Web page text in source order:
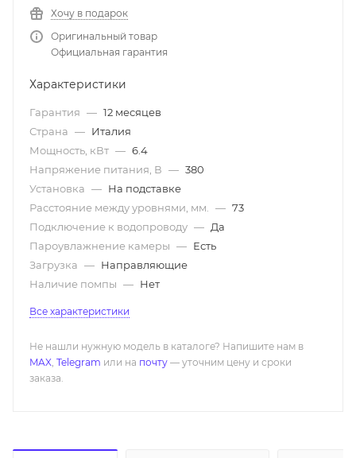
Хочу в подарок
Оригинальный товар
Официальная гарантия
Характеристики
Гарантия — 12 месяцев
Страна — Италия
Мощность, кВт — 6.4
Напряжение питания, В — 380
Установка — На подставке
Расстояние между уровнями, мм.
— 73
Подключение к водопроводу — Да
Пароувлажнение камеры — Есть
Загрузка — Направляющие
Наличие помпы — Нет
Все характеристики
Не нашли нужную модель в каталоге? Напишите нам в
MAX, Telegram или на почту — уточним цену и сроки
заказа.